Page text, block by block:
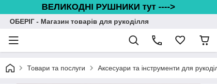
ВЕЛИКОДНІ РУШНИКИ тут ---->
ОБЕРІГ - Магазин товарів для рукоділля
Товари та послуги Аксесуари та інструменти для